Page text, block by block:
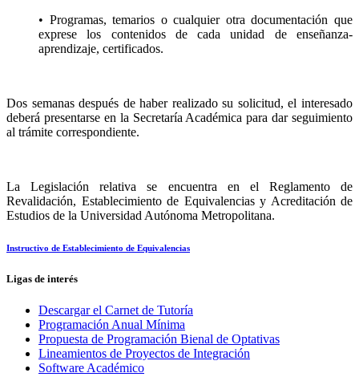
• Programas, temarios o cualquier otra documentación que
exprese los contenidos de cada unidad de enseñanza-
aprendizaje, certificados.
Dos semanas después de haber realizado su solicitud, el interesado
deberá presentarse en la Secretaría Académica para dar seguimiento
al trámite correspondiente.
La Legislación relativa se encuentra en el Reglamento de
Revalidación, Establecimiento de Equivalencias y Acreditación de
Estudios de la Universidad Autónoma Metropolitana.
Instructivo de Establecimiento de Equivalencias
Ligas de interés
Descargar el Carnet de Tutoría
Programación Anual Mínima
Propuesta de Programación Bienal de Optativas
Lineamientos de Proyectos de Integración
Software Académico